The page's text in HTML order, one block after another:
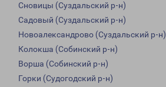
Сновицы (Суздальский р-н)
Садовый (Суздальский р-н)
Новоалександрово (Суздальский р-н)
Колокша (Собинский р-н)
Ворша (Собинский р-н)
Горки (Судогодский р-н)